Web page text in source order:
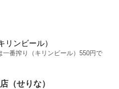
リンビール）
一番搾り（キリンビール）550円で
（せりな）